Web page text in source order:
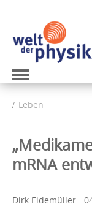
Leben
mRNA
Dirk Eidemüller